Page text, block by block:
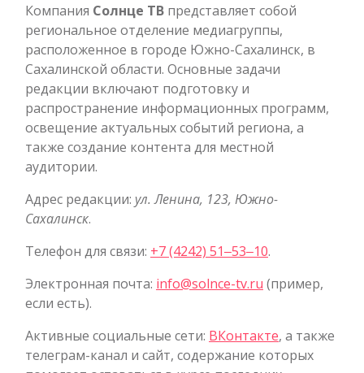
Компания Солнце ТВ представляет собой
региональное отделение медиагруппы,
расположенное в городе Южно-Сахалинск, в
Сахалинской области. Основные задачи
редакции включают подготовку и
распространение информационных программ,
освещение актуальных событий региона, а
также создание контента для местной
аудитории.
Адрес редакции: ул. Ленина, 123, Южно-
Сахалинск.
Телефон для связи: +7 (4242) 51‒53‒10.
Электронная почта: info@solnce-tv.ru (пример,
если есть).
Активные социальные сети: ВКонтакте, а также
телеграм-канал и сайт, содержание которых